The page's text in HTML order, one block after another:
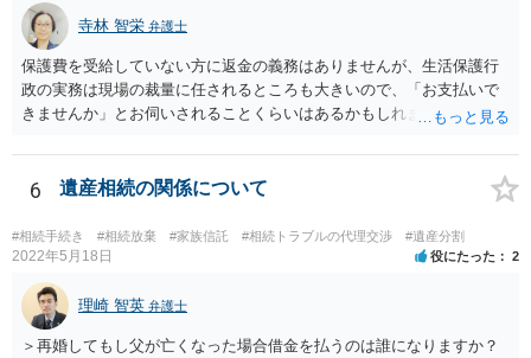
寺林 智栄 弁護士
保護費を受給していない方に返金の義務はありませんが、生活保護行
政の実務は現場の裁量に任されるところも大きいので、「お支払いで
きませんか」とお伺いされることくらいはあるかもしれません。 通報
考えてご判断いただくのが良いと思います。
6 遺産相続の関係について
#相続手続き #相続放棄 #家族信託 #相続トラブルの代理交渉 #遺産分割
2022年5月18日 役にたった 2
理崎 智英 弁護士
＞再婚してもし父が亡くなった場合借金を払うのは誰になりますか？